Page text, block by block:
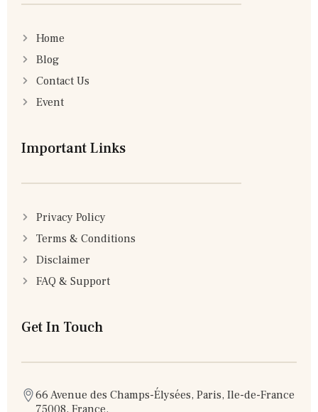
Home
Blog
Contact Us
Event
Important Links
Privacy Policy
Terms & Conditions
Disclaimer
FAQ & Support
Get In Touch
66 Avenue des Champs-Élysées, Paris, Ile-de-France
75008, France.